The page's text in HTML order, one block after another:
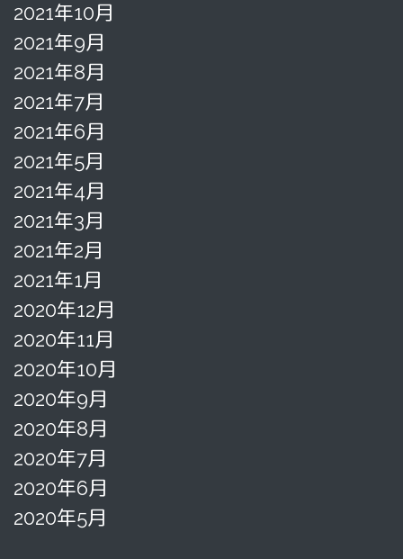
2021年10月
2021年9月
2021年8月
2021年7月
2021年6月
2021年5月
2021年4月
2021年3月
2021年2月
2021年1月
2020年12月
2020年11月
2020年10月
2020年9月
2020年8月
2020年7月
2020年6月
2020年5月